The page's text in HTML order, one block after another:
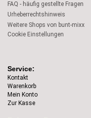
FAQ - häufig gestellte Fragen
Urheberrechtshinweis
Weitere Shops von bunt-mixx
Cookie Einstellungen
Service:
Kontakt
Warenkorb
Mein Konto
Zur Kasse